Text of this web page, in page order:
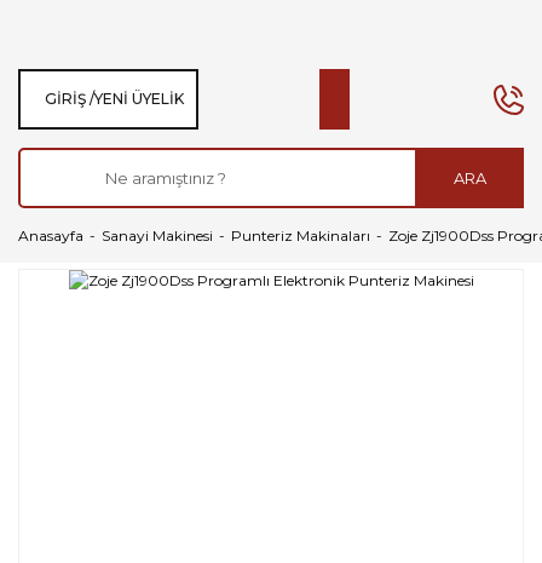
ARA
GIRIŞ /YENI ÜYELIK
Anasayfa Sanayi Makinesi Punteriz Makinaları Zoje Zj1900Dss